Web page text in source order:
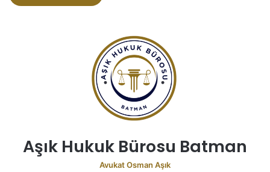
Aşık Hukuk Bürosu Batman
Avukat Osman Aşık